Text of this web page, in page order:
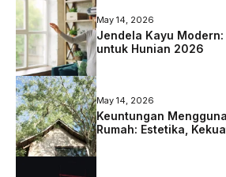
May 14, 2026
Jendela Kayu Modern:
untuk Hunian 2026
May 14, 2026
Keuntungan
Rumah: Estetika,